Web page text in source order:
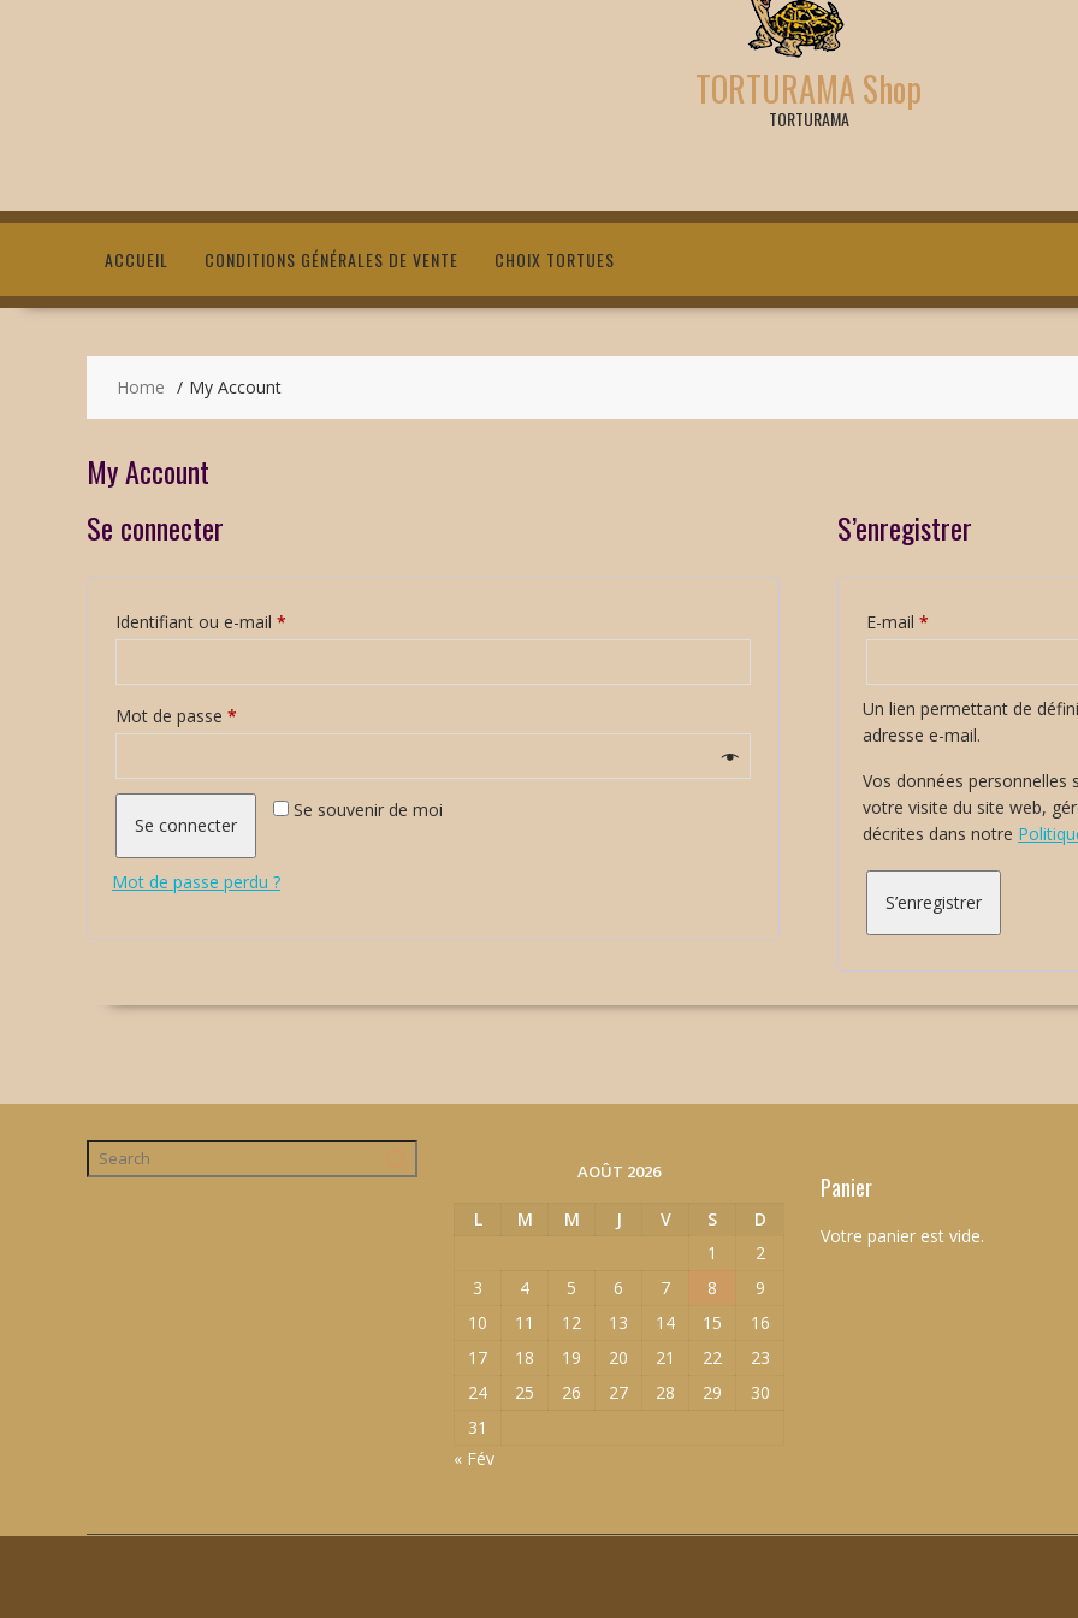
TORTURAMA Shop
TORTURAMA
ACCUEIL CONDITIONS GÉNÉRALES DE VENTE CHOIX TORTUES
Home My Account
My Account
Se connecter
Identifiant ou e-mail *
Mot de passe *
Se souvenir de moi
Se connecter
Mot de passe perdu ?
S’enregistrer
E-mail *
Un lien permettant de
adresse e-mail.
Vos données personnelles
votre visite du site web,
décrites dans notre
S’enregistrer
AOÛT 2026
L M M J V S
D
1
2
3
4 5 6 7 8
9
10
11 12 13 14 15
16
17
18 19 20 21 22
23
24
25 26 27 28 29
30
31
« Fév
Panier
Votre panier est vide.